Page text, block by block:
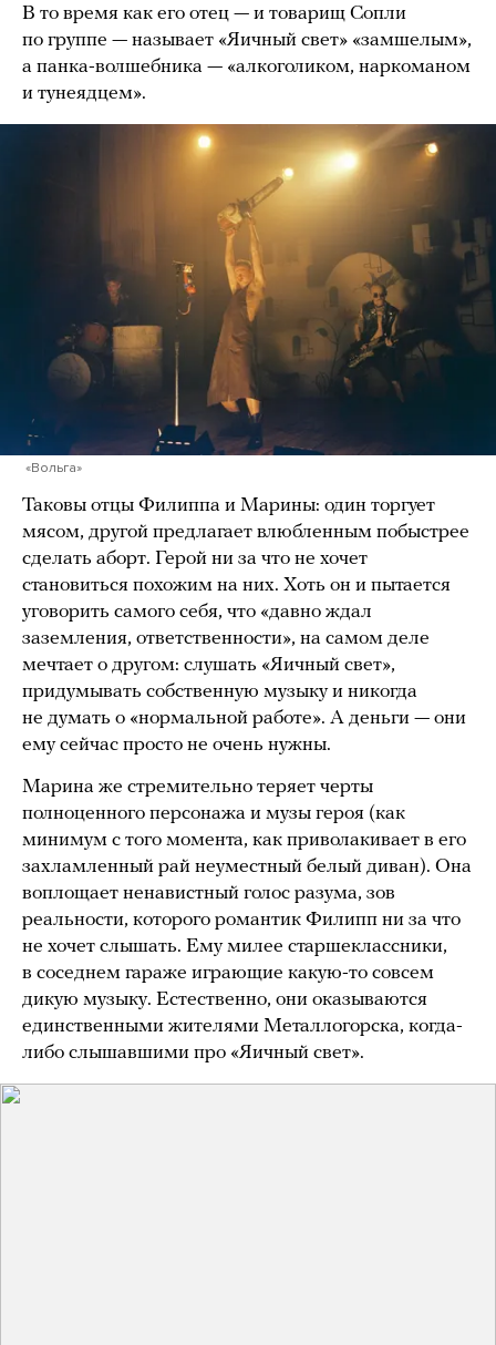
В то время как его отец — и товарищ Сопли
по группе — называет «Яичный свет» «замшелым»,
а панка-волшебника — «алкоголиком, наркоманом
и тунеядцем».
«Вольга»
Таковы отцы Филиппа и Марины: один торгует
мясом, другой предлагает влюбленным побыстрее
сделать аборт. Герой ни за что не хочет
становиться похожим на них. Хоть он и пытается
уговорить самого себя, что «давно ждал
заземления, ответственности», на самом деле
мечтает о другом: слушать «Яичный свет»,
придумывать собственную музыку и никогда
не думать о «нормальной работе». А деньги — они
ему сейчас просто не очень нужны.
Марина же стремительно теряет черты
полноценного персонажа и музы героя (как
минимум с того момента, как приволакивает в его
захламленный рай неуместный белый диван). Она
воплощает ненавистный голос разума, зов
реальности, которого романтик Филипп ни за что
не хочет слышать. Ему милее старшеклассники,
в соседнем гараже играющие какую-то совсем
дикую музыку. Естественно, они оказываются
единственными жителями Металлогорска, когда-
либо слышавшими про «Яичный свет».